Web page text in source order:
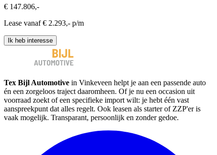
€ 147.806,-
Lease vanaf € 2.293,- p/m
Ik heb interesse
Tex Bijl Automotive in Vinkeveen helpt je aan een passende auto
én een zorgeloos traject daaromheen. Of je nu een occasion uit
voorraad zoekt of een specifieke import wilt: je hebt één vast
aanspreekpunt dat alles regelt. Ook leasen als starter of ZZP'er is
vaak mogelijk. Transparant, persoonlijk en zonder gedoe.